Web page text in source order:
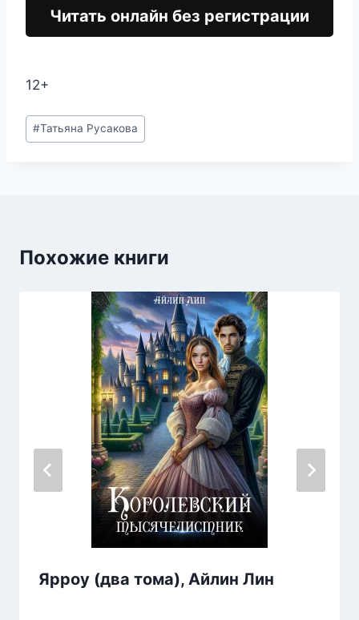
Читать онлайн без регистрации
12+
Метки
записи:
#Татьяна Русакова
Похожие книги
Ярроу (два тома), Айлин Лин